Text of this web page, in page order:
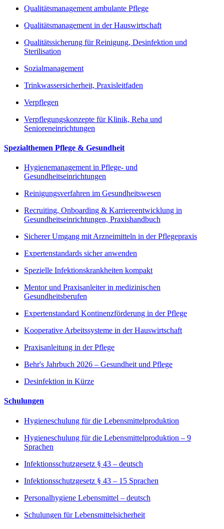
Qualitätsmanagement ambulante Pflege
Qualitätsmanagement in der Hauswirtschaft
Qualitätssicherung für Reinigung, Desinfektion und
Sterilisation
Sozialmanagement
Trinkwassersicherheit, Praxisleitfaden
Verpflegen
Verpflegungskonzepte für Klinik, Reha und
Senioreneinrichtungen
Spezialthemen Pflege & Gesundheit
Hygienemanagement in Pflege- und
Gesundheitseinrichtungen
Reinigungsverfahren im Gesundheitswesen
Recruiting, Onboarding & Karriereentwicklung in
Gesundheitseinrichtungen, Praxishandbuch
Sicherer Umgang mit Arzneimitteln in der Pflegepraxis
Expertenstandards sicher anwenden
Spezielle Infektionskrankheiten kompakt
Mentor und Praxisanleiter in medizinischen
Gesundheitsberufen
Expertenstandard Kontinenzförderung in der Pflege
Kooperative Arbeitssysteme in der Hauswirtschaft
Praxisanleitung in der Pflege
Behr's Jahrbuch 2026 – Gesundheit und Pflege
Desinfektion in Kürze
Schulungen
Hygieneschulung für die Lebensmittelproduktion
Hygieneschulung für die Lebensmittelproduktion – 9
Sprachen
Infektionsschutzgesetz § 43 – deutsch
Infektionsschutzgesetz § 43 – 15 Sprachen
Personalhygiene Lebensmittel – deutsch
Schulungen für Lebensmittelsicherheit